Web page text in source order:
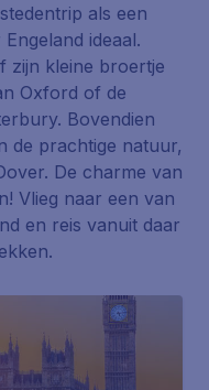
als een
ideaal.
zijn kleine broertje
Oxford of de
Bovendien
de prachtige natuur,
De charme van
Vlieg naar een van
en reis vanuit daar